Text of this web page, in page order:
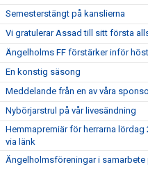
Semesterstängt på kanslierna
Vi gratulerar Assad till sitt första
Ängelholms FF förstärker inför
En konstig säsong
Meddelande från en av våra
Nybörjarstrul på vår livesändning
Hemmapremiär för herrarna lördag
via länk
Ängelholmsföreningar i samarbete